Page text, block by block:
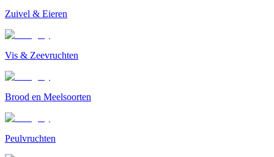
Zuivel & Eieren
Vis & Zeevruchten
Brood en Meelsoorten
Peulvruchten